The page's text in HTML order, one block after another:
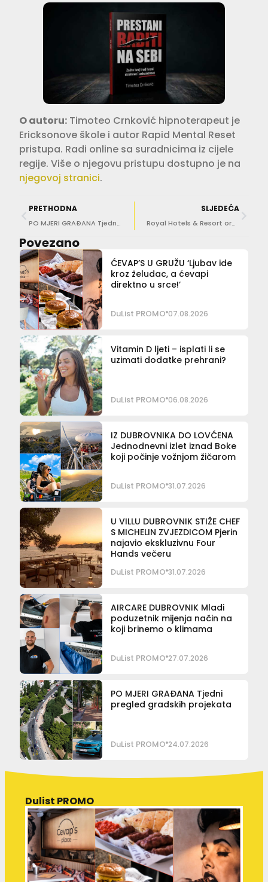
O autoru: Timoteo Crnković hipnoterapeut je
Ericksonove škole i autor Rapid Mental Reset
pristupa. Radi online sa suradnicima iz cijele
regije. Više o njegovu pristupu dostupno je na
njegovoj stranici.
PRETHODNA
PO MJERI GRAĐANA Tjedni pregled gradskih projekata
SLJEDEĆA
Royal Hotels & Resort organizira rasprodaju hotelskog inventara
Povezano
ĆEVAP’S U GRUŽU ‘Ljubav ide
kroz želudac, a ćevapi
direktno u srce!’
DuList PROMO 07.08.2026
Vitamin D ljeti – isplati li se
uzimati dodatke prehrani?
DuList PROMO 06.08.2026
IZ DUBROVNIKA DO LOVĆENA
Jednodnevni izlet iznad Boke
koji počinje vožnjom žičarom
DuList PROMO 31.07.2026
U VILLU DUBROVNIK STIŽE CHEF
S MICHELIN ZVJEZDICOM Pjerin
najavio ekskluzivnu Four
Hands večeru
DuList PROMO 31.07.2026
AIRCARE DUBROVNIK Mladi
poduzetnik mijenja način na
koji brinemo o klimama
DuList PROMO 27.07.2026
PO MJERI GRAĐANA Tjedni
pregled gradskih projekata
DuList PROMO 24.07.2026
Dulist PROMO